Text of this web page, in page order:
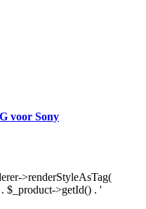
voor Sony
>renderStyleAsTag(
$_product->getId() . '